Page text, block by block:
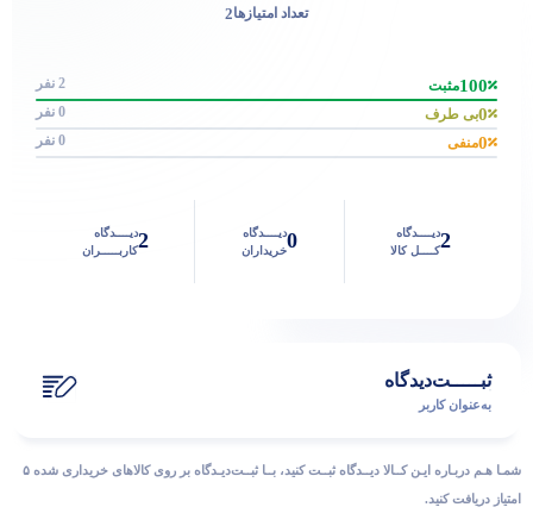
تعداد امتیازها2
100مثبت 2 نفر
0بی طرف 0 نفر
0منفی 0 نفر
2دیــــدگاه
کــــل کالا
0دیــــدگاه
خریداران
2دیــــدگاه
کاربـــــران
ثبـــــت‌دیدگاه
به‌عنوان کاربر
شمـا هـم دربـاره ایـن کــالا دیــدگاه ثبــت کنید، بــا ثبــت‌دیـدگاه بر روی کالاهای خریداری شده ۵
امتیاز دریافت کنید.